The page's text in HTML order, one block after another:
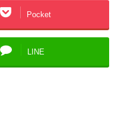
Pocket
LINE